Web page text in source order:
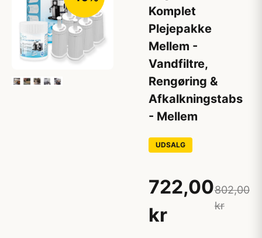
Komplet
Plejepakke
Mellem -
Vandfiltre,
Rengøring &
Afkalkningstabs
- Mellem
UDSALG
722,00
kr
802,00
kr